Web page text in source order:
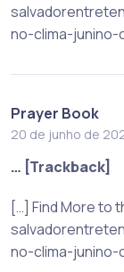
no-clima-
Prayer Book
20 de junho de
… [Trackback]
[…] Find More to
no-clima-